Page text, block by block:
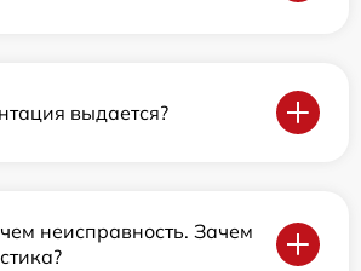
выдается?
неисправность. Зачем